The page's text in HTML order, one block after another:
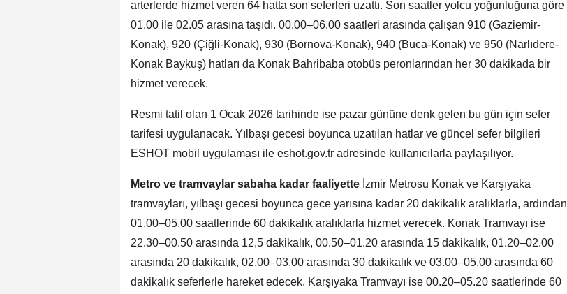
arterlerde hizmet veren 64 hatta son seferleri uzattı. Son saatler yolcu yoğunluğuna göre
01.00 ile 02.05 arasına taşıdı. 00.00–06.00 saatleri arasında çalışan 910 (Gaziemir-
Konak), 920 (Çiğli-Konak), 930 (Bornova-Konak), 940 (Buca-Konak) ve 950 (Narlıdere-
Konak Baykuş) hatları da Konak Bahribaba otobüs peronlarından her 30 dakikada bir
hizmet verecek.
Resmi tatil olan 1 Ocak 2026 tarihinde ise pazar gününe denk gelen bu gün için sefer
tarifesi uygulanacak. Yılbaşı gecesi boyunca uzatılan hatlar ve güncel sefer bilgileri
ESHOT mobil uygulaması ile eshot.gov.tr adresinde kullanıcılarla paylaşılıyor.
Metro ve tramvaylar sabaha kadar faaliyette İzmir Metrosu Konak ve Karşıyaka
tramvayları, yılbaşı gecesi boyunca gece yarısına kadar 20 dakikalık aralıklarla, ardından
01.00–05.00 saatlerinde 60 dakikalık aralıklarla hizmet verecek. Konak Tramvayı ise
22.30–00.50 arasında 12,5 dakikalık, 00.50–01.20 arasında 15 dakikalık, 01.20–02.00
arasında 20 dakikalık, 02.00–03.00 arasında 30 dakikalık ve 03.00–05.00 arasında 60
dakikalık seferlerle hareket edecek. Karşıyaka Tramvayı ise 00.20–05.20 saatlerinde 60